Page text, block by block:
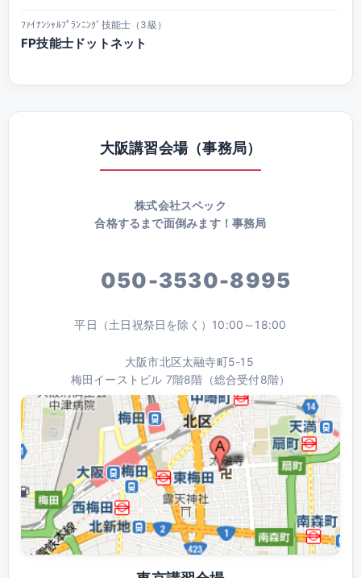
ﾌｧｲﾅﾝｼｬﾙﾌﾟﾗﾝﾆﾝｸﾞ技能士（3級）
FP技能士ドットネット
大阪講習会場（事務局）
株式会社スペック
合格するまで面倒みます！事務局
050-3530-8995
平日（土日祝祭日を除く）10:00～18:00
大阪市北区太融寺町5-15
梅田イーストビル 7階8階（総合受付8階）